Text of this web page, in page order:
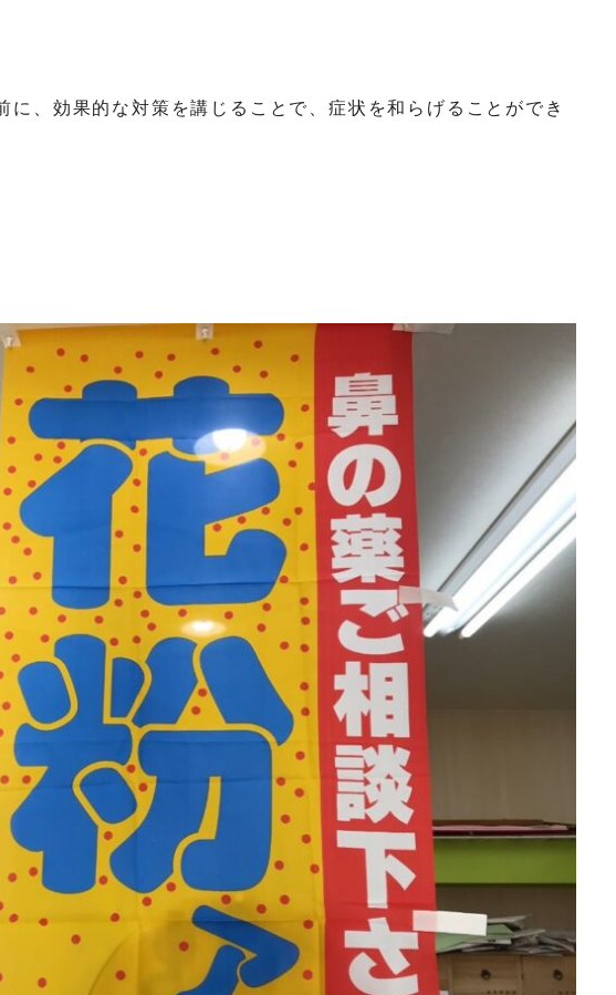
に、効果的な対策を講じることで、症状を和らげることができ